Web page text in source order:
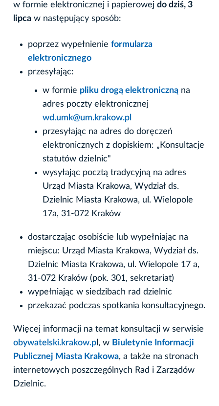
w formie elektronicznej i papierowej do dziś, 3
lipca w następujący sposób:
poprzez wypełnienie formularza
elektronicznego
przesyłając:
w formie pliku drogą elektroniczną na
adres poczty elektronicznej
wd.umk@um.krakow.pl
przesyłając na adres do doręczeń
elektronicznych z dopiskiem: „Konsultacje
statutów dzielnic"
wysyłając pocztą tradycyjną na adres
Urząd Miasta Krakowa, Wydział ds.
Dzielnic Miasta Krakowa, ul. Wielopole
17a, 31-072 Kraków
dostarczając osobiście lub wypełniając na
miejscu: Urząd Miasta Krakowa, Wydział ds.
Dzielnic Miasta Krakowa, ul. Wielopole 17 a,
31-072 Kraków (pok. 301, sekretariat)
wypełniając w siedzibach rad dzielnic
przekazać podczas spotkania konsultacyjnego.
Więcej informacji na temat konsultacji w serwisie
obywatelski.krakow.p , w Biuletynie Informacji
Publicznej Miasta Krakowa, a także na stronach
internetowych poszczególnych Rad i Zarządów
Dzielnic.